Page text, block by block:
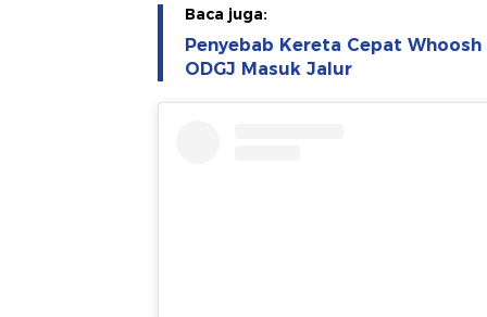
Baca juga:
Penyebab Kereta Cepat
ODGJ Masuk Jalur